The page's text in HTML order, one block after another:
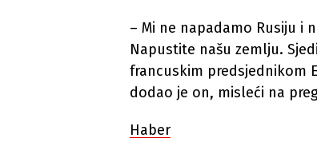
– Mi ne napadamo Rusiju i
Napustite našu zemlju.
francuskim predsjednikom
dodao je on, misleći na
Haber